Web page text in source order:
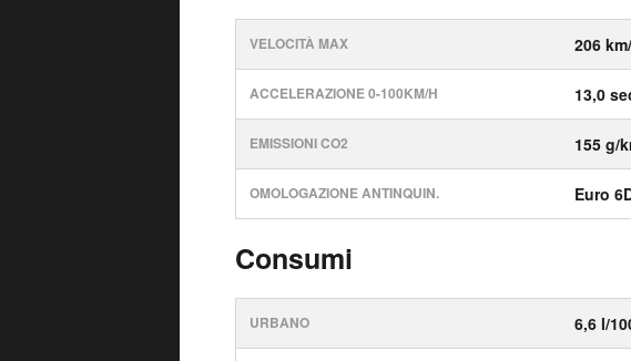
VELOCITÀ MAX 206
ACCELERAZIONE 0-100KM/H 13,0
EMISSIONI CO2 155 g/
OMOLOGAZIONE ANTINQUIN. Euro
Consumi
URBANO 6,6 l/